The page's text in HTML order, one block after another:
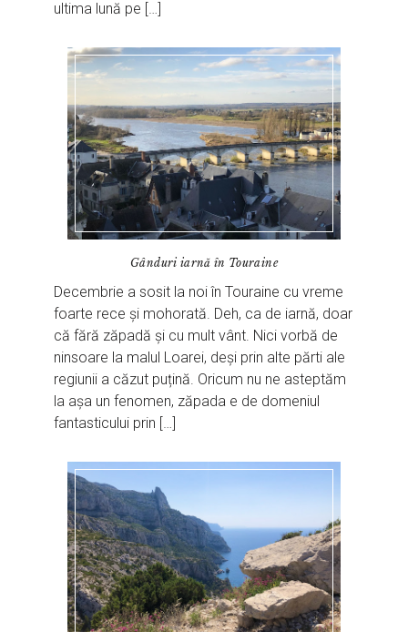
ultima lună pe […]
Gânduri iarnă în Touraine
Decembrie a sosit la noi în Touraine cu vreme
foarte rece și mohorată. Deh, ca de iarnă, doar
că fără zăpadă și cu mult vânt. Nici vorbă de
ninsoare la malul Loarei, deși prin alte părti ale
regiunii a căzut puțină. Oricum nu ne asteptăm
la așa un fenomen, zăpada e de domeniul
fantasticului prin […]